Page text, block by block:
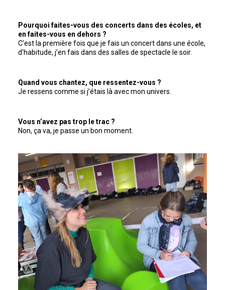
Pourquoi faites-vous des concerts dans des écoles, et
en faites-vous en dehors ?
C’est la première fois que je fais un concert dans une école,
d’habitude, j’en fais dans des salles de spectacle le soir.
Quand vous chantez, que ressentez-vous ?
Je ressens comme si j’étais là avec mon univers.
Vous n’avez pas trop le trac ?
Non, ça va, je passe un bon moment.